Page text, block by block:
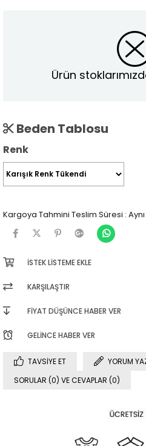
Ürün
Beden Tablosu
Renk
Kargoya Tahmini Teslim Süresi :
İSTEK LISTEME EKLE
KARŞILAŞTIR
FIYAT DÜŞÜNCE HABER VER
GELINCE HABER VER
TAVSIYE ET
YORUM
SORULAR (0) VE CEVAPLAR (0)